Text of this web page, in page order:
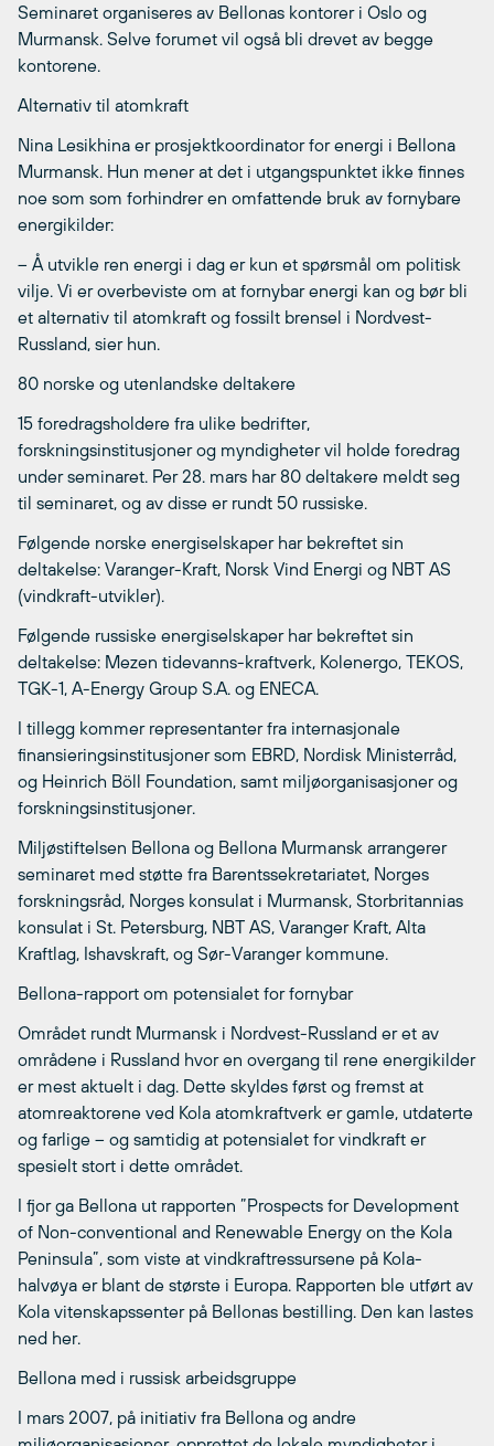
Seminaret organiseres av Bellonas kontorer i Oslo og
Murmansk. Selve forumet vil også bli drevet av begge
kontorene.
Alternativ til atomkraft
Nina Lesikhina er prosjektkoordinator for energi i Bellona
Murmansk. Hun mener at det i utgangspunktet ikke finnes
noe som som forhindrer en omfattende bruk av fornybare
energikilder:
– Å utvikle ren energi i dag er kun et spørsmål om politisk
vilje. Vi er overbeviste om at fornybar energi kan og bør bli
et alternativ til atomkraft og fossilt brensel i Nordvest-
Russland, sier hun.
80 norske og utenlandske deltakere
15 foredragsholdere fra ulike bedrifter,
forskningsinstitusjoner og myndigheter vil holde foredrag
under seminaret. Per 28. mars har 80 deltakere meldt seg
til seminaret, og av disse er rundt 50 russiske.
Følgende norske energiselskaper har bekreftet sin
deltakelse: Varanger-Kraft, Norsk Vind Energi og NBT AS
(vindkraft-utvikler).
Følgende russiske energiselskaper har bekreftet sin
deltakelse: Mezen tidevanns-kraftverk, Kolenergo, TEKOS,
TGK-1, A-Energy Group S.A. og ENECA.
I tillegg kommer representanter fra internasjonale
finansieringsinstitusjoner som EBRD, Nordisk Ministerråd,
og Heinrich Böll Foundation, samt miljøorganisasjoner og
forskningsinstitusjoner.
Miljøstiftelsen Bellona og Bellona Murmansk arrangerer
seminaret med støtte fra Barentssekretariatet, Norges
forskningsråd, Norges konsulat i Murmansk, Storbritannias
konsulat i St. Petersburg, NBT AS, Varanger Kraft, Alta
Kraftlag, Ishavskraft, og Sør-Varanger kommune.
Bellona-rapport om potensialet for fornybar
Området rundt Murmansk i Nordvest-Russland er et av
områdene i Russland hvor en overgang til rene energikilder
er mest aktuelt i dag. Dette skyldes først og fremst at
atomreaktorene ved Kola atomkraftverk er gamle, utdaterte
og farlige – og samtidig at potensialet for vindkraft er
spesielt stort i dette området.
I fjor ga Bellona ut rapporten ”Prospects for Development
of Non-conventional and Renewable Energy on the Kola
Peninsula”, som viste at vindkraftressursene på Kola-
halvøya er blant de største i Europa. Rapporten ble utført av
Kola vitenskapssenter på Bellonas bestilling. Den kan lastes
ned her.
Bellona med i russisk arbeidsgruppe
I mars 2007, på initiativ fra Bellona og andre